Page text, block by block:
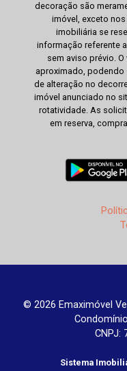
decoração são
imóvel, exceto
imobiliária se
informação referente
sem aviso prévio.
aproximado, podendo
de alteração no
imóvel anunciado no
rotatividade. As
em reserva,
© 2026 Emaximóvel
CNPJ:
Sistema